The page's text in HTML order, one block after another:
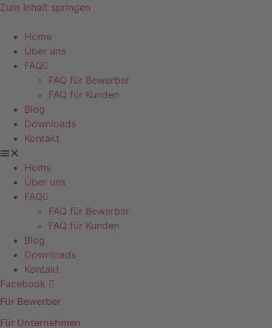
Zum Inhalt springen
Home
Über uns
FAQ
FAQ für Bewerber
FAQ für Kunden
Blog
Downloads
Kontakt
Home
Über uns
FAQ
FAQ für Bewerber
FAQ für Kunden
Blog
Downloads
Kontakt
Facebook
Für Bewerber
Für Unternehmen